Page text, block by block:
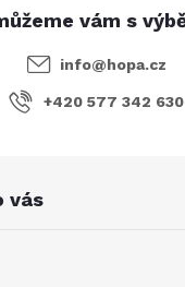
vás
info@hopa.cz
+420 577 342 630